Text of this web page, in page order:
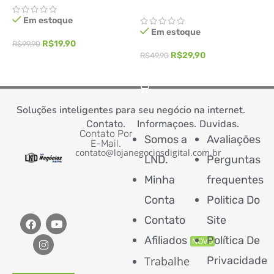
Este plugin e milhares de plugins e temas esta dentro
da nossa biblioteca “LND Library”CLIQUE AQUI PARA
VER A BIBLIOTECA COMPLETA
Em estoque
R$99,90 R$19,90
Em estoque
R$49,90 R$29,90
Soluções inteligentes para seu negócio na internet.
Contato.
Contato Por
E-Mail.
contato@lojanegociosdigital.com.br
Informaçoes.
Somos a
LND.
Minha
Conta
Contato
Afiliados NOVO
Trabalhe
Duvidas.
Avaliações
Perguntas
frequentes
Politica Do
Site
Política De
Privacidade